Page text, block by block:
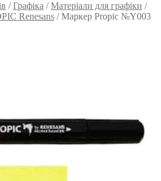
/Графіка /Матеріали для графіки /
Renesans /Маркер Propic №Y003